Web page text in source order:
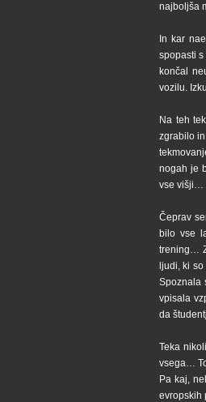
najboljša
In kar
spopasti
končal
vozilu.
Na teh
zgrabilo
nogah je
vse višji…
Čeprav
bilo vse
trening…
ljudi, ki
Spoznala
vpisala
da
Teka
vsega…
Pa kaj,
evropskih